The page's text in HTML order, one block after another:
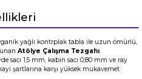
yağlı kontrplak tabla ile uzun ömürlü,
Atölye Çalışma Tezgahı.
sacı 1,5 mm, kabin sacı 0,80 mm ve ray
şartlarına karşı yüksek mukavemet